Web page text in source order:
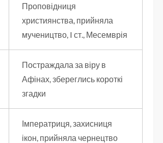
Проповідниця
християнства, прийняла
мучеництво, I ст., Месемврія
Постраждала за віру в
Афінах, збереглись короткі
згадки
Імператриця, захисниця
ікон, прийняла чернецтво